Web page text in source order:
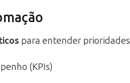
para entender prioridades
(KPIs)